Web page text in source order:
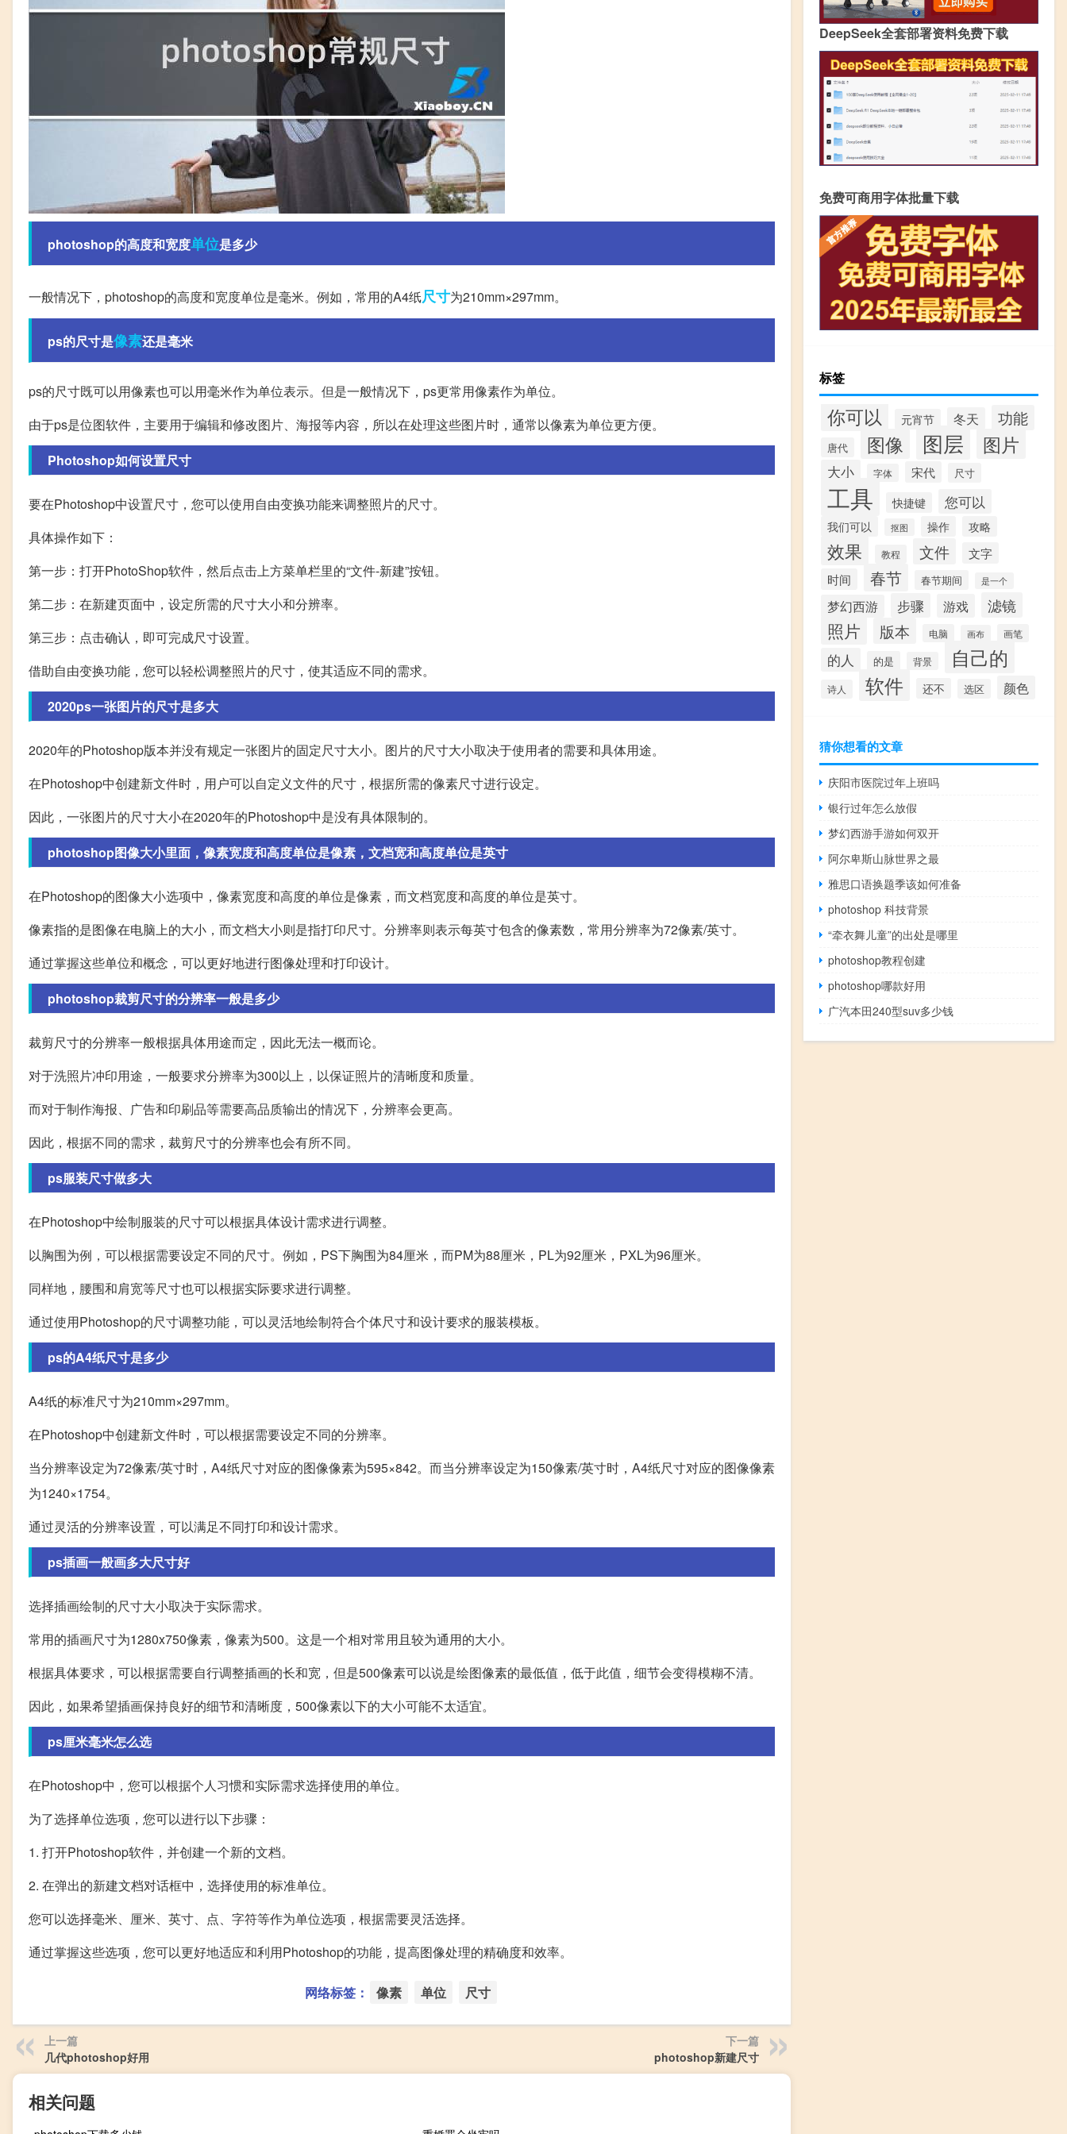
photoshop的高度和宽度单位是多少
一般情况下，photoshop的高度和宽度单位是毫米。例如，常用的A4纸尺寸为210mm×297mm。
ps的尺寸是像素还是毫米
ps的尺寸既可以用像素也可以用毫米作为单位表示。但是一般情况下，ps更常用像素作为单位。
由于ps是位图软件，主要用于编辑和修改图片、海报等内容，所以在处理这些图片时，通常以像素为单位更方便。
Photoshop如何设置尺寸
要在Photoshop中设置尺寸，您可以使用自由变换功能来调整照片的尺寸。
具体操作如下：
第一步：打开PhotoShop软件，然后点击上方菜单栏里的“文件-新建”按钮。
第二步：在新建页面中，设定所需的尺寸大小和分辨率。
第三步：点击确认，即可完成尺寸设置。
借助自由变换功能，您可以轻松调整照片的尺寸，使其适应不同的需求。
2020ps一张图片的尺寸是多大
2020年的Photoshop版本并没有规定一张图片的固定尺寸大小。图片的尺寸大小取决于使用者的需要和具体用途。
在Photoshop中创建新文件时，用户可以自定义文件的尺寸，根据所需的像素尺寸进行设定。
因此，一张图片的尺寸大小在2020年的Photoshop中是没有具体限制的。
photoshop图像大小里面，像素宽度和高度单位是像素，文档宽和高度单位是英寸
在Photoshop的图像大小选项中，像素宽度和高度的单位是像素，而文档宽度和高度的单位是英寸。
像素指的是图像在电脑上的大小，而文档大小则是指打印尺寸。分辨率则表示每英寸包含的像素数，常用分辨率为72像素/英寸。
通过掌握这些单位和概念，可以更好地进行图像处理和打印设计。
photoshop裁剪尺寸的分辨率一般是多少
裁剪尺寸的分辨率一般根据具体用途而定，因此无法一概而论。
对于洗照片冲印用途，一般要求分辨率为300以上，以保证照片的清晰度和质量。
而对于制作海报、广告和印刷品等需要高品质输出的情况下，分辨率会更高。
因此，根据不同的需求，裁剪尺寸的分辨率也会有所不同。
ps服装尺寸做多大
在Photoshop中绘制服装的尺寸可以根据具体设计需求进行调整。
以胸围为例，可以根据需要设定不同的尺寸。例如，PS下胸围为84厘米，而PM为88厘米，PL为92厘米，PXL为96厘米。
同样地，腰围和肩宽等尺寸也可以根据实际要求进行调整。
通过使用Photoshop的尺寸调整功能，可以灵活地绘制符合个体尺寸和设计要求的服装模板。
ps的A4纸尺寸是多少
A4纸的标准尺寸为210mm×297mm。
在Photoshop中创建新文件时，可以根据需要设定不同的分辨率。
当分辨率设定为72像素/英寸时，A4纸尺寸对应的图像像素为595×842。而当分辨率设定为150像素/英寸时，A4纸尺寸对应的图像像素
为1240×1754。
通过灵活的分辨率设置，可以满足不同打印和设计需求。
ps插画一般画多大尺寸好
选择插画绘制的尺寸大小取决于实际需求。
常用的插画尺寸为1280x750像素，像素为500。这是一个相对常用且较为通用的大小。
根据具体要求，可以根据需要自行调整插画的长和宽，但是500像素可以说是绘图像素的最低值，低于此值，细节会变得模糊不清。
因此，如果希望插画保持良好的细节和清晰度，500像素以下的大小可能不太适宜。
ps厘米毫米怎么选
在Photoshop中，您可以根据个人习惯和实际需求选择使用的单位。
为了选择单位选项，您可以进行以下步骤：
1. 打开Photoshop软件，并创建一个新的文档。
2. 在弹出的新建文档对话框中，选择使用的标准单位。
您可以选择毫米、厘米、英寸、点、字符等作为单位选项，根据需要灵活选择。
通过掌握这些选项，您可以更好地适应和利用Photoshop的功能，提高图像处理的精确度和效率。
网络标签： 像素 单位 尺寸
上一篇
几代photoshop好用
下一篇
photoshop新建尺寸
相关问题
DeepSeek全套部署资料免费下载
免费可商用字体批量下载
标签
你可以 元宵节 冬天 功能
唐代 图像 图层 图片
大小 字体 宋代 尺寸
工具 快捷键 您可以
我们可以 抠图 操作 攻略
效果 教程 文件
文字
时间
春节 春节期间 是一个
梦幻西游 步骤 游戏 滤镜
照片 版本 电脑 画布 画笔
的人 的是 背景 自己的
诗人 软件 还不 选区 颜色
猜你想看的文章
庆阳市医院过年上班吗
银行过年怎么放假
梦幻西游手游如何双开
阿尔卑斯山脉世界之最
雅思口语换题季该如何准备
photoshop 科技背景
“牵衣舞儿童”的出处是哪里
photoshop教程创建
photoshop哪款好用
广汽本田240型suv多少钱